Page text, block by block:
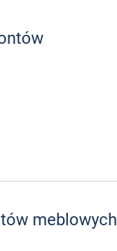
meblowych